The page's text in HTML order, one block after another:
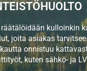
kulloinkin
joita asiakas
onnistuu
kuten sähkö- ja